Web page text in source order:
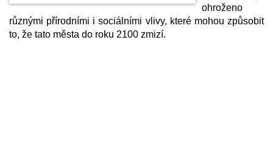
ohroženo
různými přírodními i sociálními vlivy, které mohou způsobit
to, že tato města do roku 2100 zmizí.